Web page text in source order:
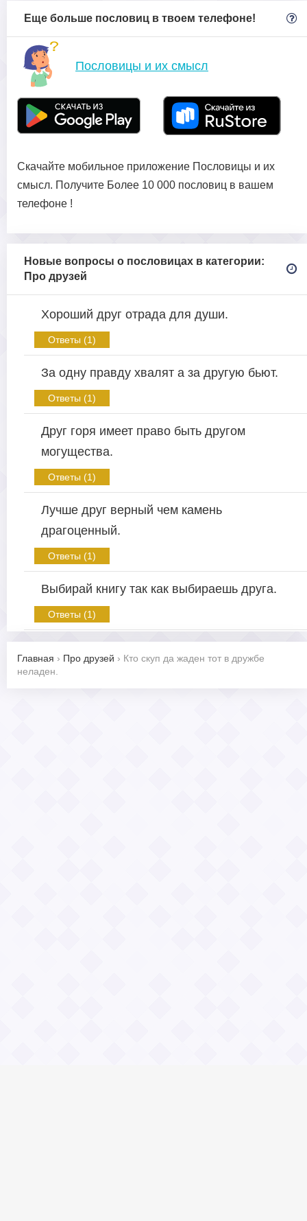
Еще больше пословиц в твоем телефоне!
Пословицы и их смысл
Скачайте мобильное приложение Пословицы и их
смысл. Получите Более 10 000 пословиц в вашем
телефоне !
Новые вопросы о пословицах в категории:
Про друзей
Хороший друг отрада для души.
Ответы (1)
За одну правду хвалят а за другую бьют.
Ответы (1)
Друг горя имеет право быть другом
могущества.
Ответы (1)
Лучше друг верный чем камень
драгоценный.
Ответы (1)
Выбирай книгу так как выбираешь друга.
Ответы (1)
Главная › Про друзей › Кто скуп да жаден тот в дружбе
неладен.